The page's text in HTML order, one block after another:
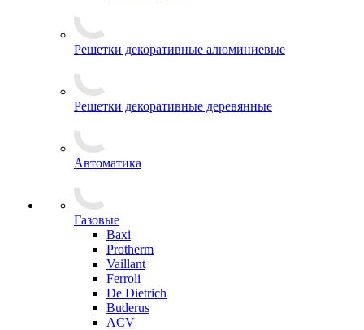
Решетки декоративные алюминиевые
Решетки декоративные деревянные
Автоматика
Газовые
Baxi
Protherm
Vaillant
Ferroli
De Dietrich
Buderus
ACV